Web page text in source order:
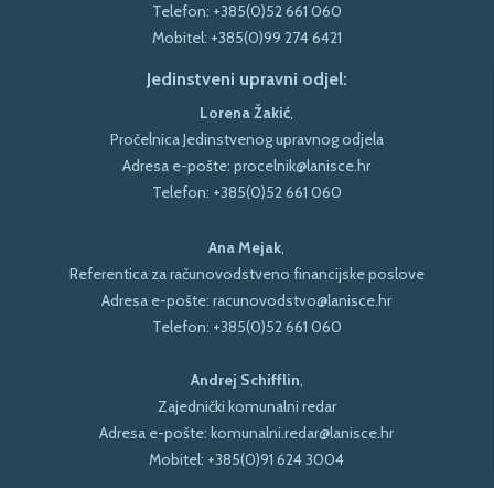
Telefon: +385(0)52 661 060
Mobitel: +385(0)99 274 6421
Jedinstveni upravni odjel:
Lorena Žakić,
Pročelnica Jedinstvenog upravnog odjela
Adresa e-pošte: procelnik@lanisce.hr
Telefon: +385(0)52 661 060
Ana Mejak,
Referentica za računovodstveno financijske poslove
Adresa e-pošte: racunovodstvo@lanisce.hr
Telefon: +385(0)52 661 060
Andrej Schifflin,
Zajednički komunalni redar
Adresa e-pošte: komunalni.redar@lanisce.hr
Mobitel: +385(0)91 624 3004